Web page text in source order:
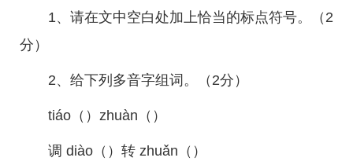
1、请在文中空白处加上恰当的标点符号。（2
分）
2、给下列多音字组词。（2分）
tiáo（）zhuàn（）
调 diào（）转 zhuǎn（）